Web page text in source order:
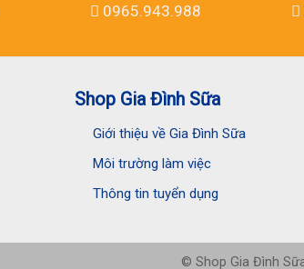
0965.943.988
Shop Gia Đình Sữa
Giới thiệu về Gia Đình Sữa
Môi trường làm việc
Thông tin tuyển dụng
© Shop Gia Đình